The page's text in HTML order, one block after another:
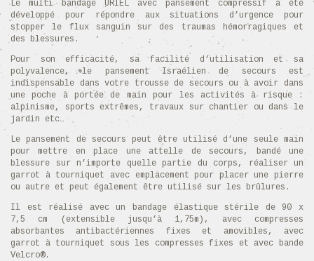
Le multi bandage URIEL avec pansement compressif a été
développé pour répondre aux situations d’urgence pour
stopper le flux sanguin sur des traumas hémorragiques et
des blessures.
Pour son efficacité, sa facilité d’utilisation et sa
polyvalence, le pansement Israélien de secours est
indispensable dans votre trousse de secours ou à avoir dans
une poche à portée de main pour les activités à risque :
alpinisme, sports extrêmes, travaux sur chantier ou dans le
jardin etc…
Le pansement de secours peut être utilisé d’une seule main
pour mettre en place une attelle de secours, bandé une
blessure sur n’importe quelle partie du corps, réaliser un
garrot à tourniquet avec emplacement pour placer une pierre
ou autre et peut également être utilisé sur les brûlures.
Il est réalisé avec un bandage élastique stérile de 90 x
7,5 cm (extensible jusqu’à 1,75m), avec compresses
absorbantes antibactériennes fixes et amovibles, avec
garrot à tourniquet sous les compresses fixes et avec bande
Velcro®.